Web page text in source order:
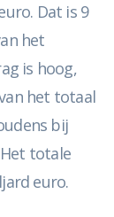
Dat is 9
het
is hoog,
het totaal
bij
totale
euro.